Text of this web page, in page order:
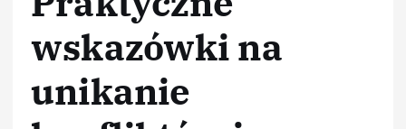
wskazówki na
unikanie